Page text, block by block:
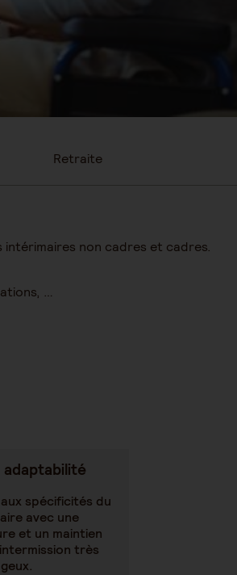
Retraite
intérimaires non cadres et cadres.
…
adaptabilité
spécificités du
avec une
et un maintien
très